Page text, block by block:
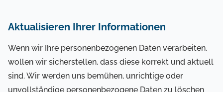
Aktualisieren Ihrer Informationen
Wenn wir Ihre personenbezogenen Daten verarbeiten,
wollen wir sicherstellen, dass diese korrekt und aktuell
sind. Wir werden uns bemühen, unrichtige oder
unvollständige personenbezogene Daten zu löschen